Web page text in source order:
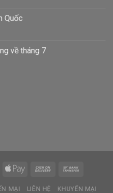
Quốc
về tháng 7
MẠI LIÊN HỆ KHUYẾN MẠI